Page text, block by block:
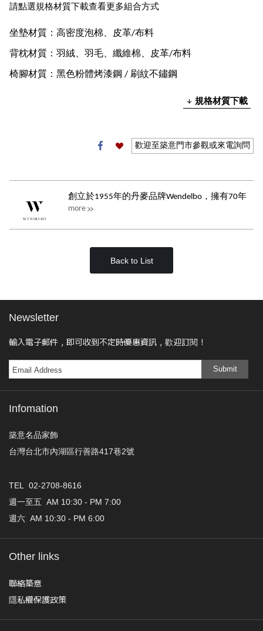
請點選規格材質下載查看更多組合方式
坐墊材質：高密度泡棉、皮革/布料
背枕材質：羽絨、羽毛、纖維棉、皮革/布料
椅腳材質：黑色粉體烤漆鋼 / 刷紋不鏽鋼
規格材質下載
歡迎至築意門市參觀或來電詢問
創立於1955年的丹麥品牌Wendelbo，擁有70年
沙發製作工藝技術，以斯堪地那維...
more
Back to List
Newsletter
輸入電子郵件，即可收到不定時優惠資訊，歡迎訂閱！
Submit
Infomation
築意名品家飾
台灣台北市內湖區行善路417巷2號
TEL 02-2708-8616
週一至五 AM 10:30 - PM 7:00
週六 AM 10:30 - PM 6:00
Other links
聯絡築意
隱私權保護政策